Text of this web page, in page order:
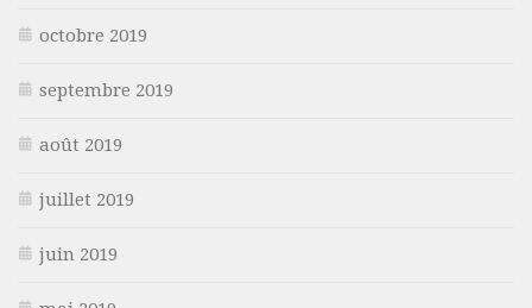
octobre 2019
septembre 2019
août 2019
juillet 2019
juin 2019